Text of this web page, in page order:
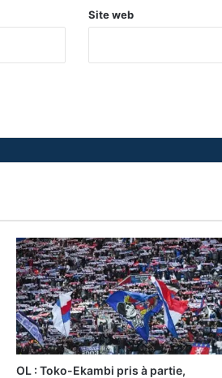
Site web
OL : Toko-Ekambi pris à partie,